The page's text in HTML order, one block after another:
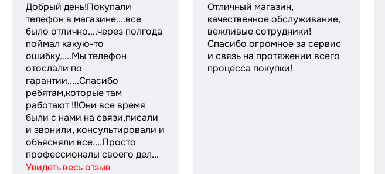
Добрый день!Покупали
телефон в магазине....все
было отлично....через полгода
поймал какую-то
ошибку.....Мы телефон
отослали по
гарантии.....Спасибо
ребятам,которые там
работают !!!Они все время
были с нами на связи,писали
и звонили, консультировали и
объясняли все....Просто
профессионалы своего дел...
Увидеть весь отзыв
Отличный магазин,
качественное обслуживание,
вежливые сотрудники!
Спасибо огромное за сервис
и связь на протяжении всего
процесса покупки!